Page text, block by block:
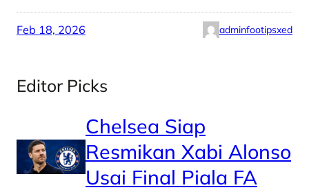
Feb 18, 2026 adminfootipsxed
Editor Picks
Chelsea Siap
Resmikan Xabi Alonso
Usai Final Piala FA